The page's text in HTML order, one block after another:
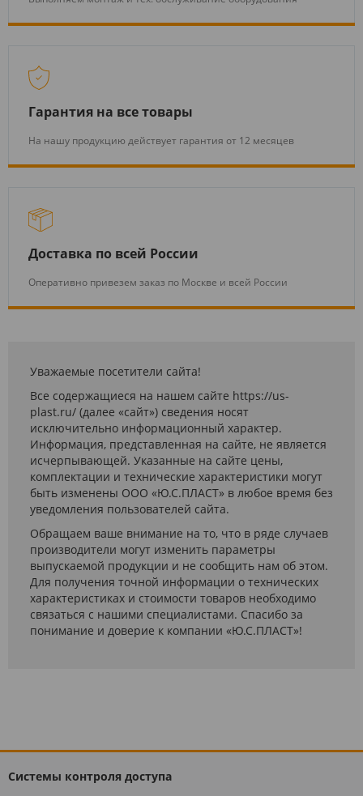
Гарантия на все товары
На нашу продукцию действует гарантия от 12 месяцев
Доставка по всей России
Оперативно привезем заказ по Москве и всей России
Уважаемые посетители сайта!
Все содержащиеся на нашем сайте https://us-
plast.ru/ (далее «сайт») сведения носят
исключительно информационный характер.
Информация, представленная на сайте, не является
исчерпывающей. Указанные на сайте цены,
комплектации и технические характеристики могут
быть изменены ООО «Ю.С.ПЛАСТ» в любое время без
уведомления пользователей сайта.
Обращаем ваше внимание на то, что в ряде случаев
производители могут изменить параметры
выпускаемой продукции и не сообщить нам об этом.
Для получения точной информации о технических
характеристиках и стоимости товаров необходимо
связаться с нашими специалистами. Спасибо за
понимание и доверие к компании «Ю.С.ПЛАСТ»!
Системы контроля доступа